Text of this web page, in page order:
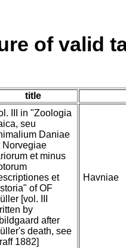
of valid
title
III in "Zoologia
seu
Daniae
Norvegiae
et minus
et
of OF
[vol. III
by
after
death, see
1882]
Havniae